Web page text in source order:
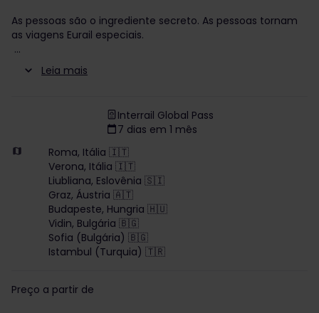
As pessoas são o ingrediente secreto. As pessoas tornam
as viagens Eurail especiais.
Leia mais
Interrail Global Pass
7 dias em 1 mês
Roma, Itália 🇮🇹
Verona, Itália 🇮🇹
Liubliana, Eslovênia 🇸🇮
Graz, Áustria 🇦🇹
Budapeste, Hungria 🇭🇺
Vidin, Bulgária 🇧🇬
Sofia (Bulgária) 🇧🇬
Istambul (Turquia) 🇹🇷
Preço a partir de